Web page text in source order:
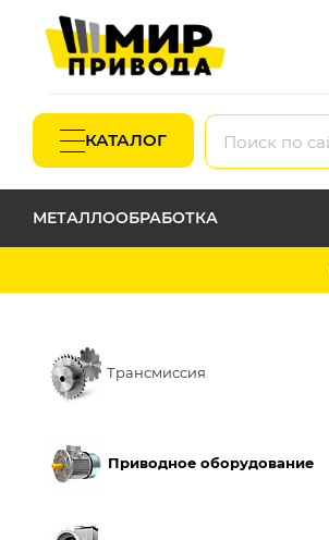
КАТАЛОГ
МЕТАЛЛООБРАБОТКА
Трансмиссия
Приводное оборудование